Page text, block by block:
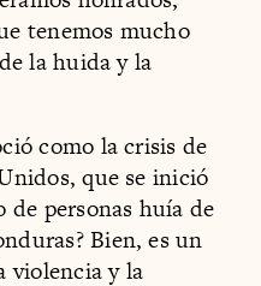
tenemos mucho
la huida y la
como la crisis de
que se inició
de personas huía de
Bien, es un
violencia y la